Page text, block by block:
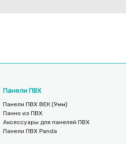
Панели ПВХ
Панели ПВХ ВЕК (9мм)
Панно из ПВХ
Аксессуары для панелей ПВХ
Панели ПВХ Panda